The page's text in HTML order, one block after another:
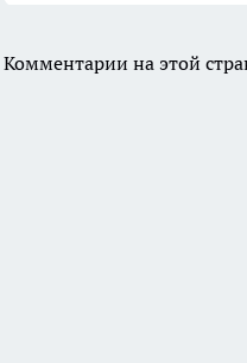
Комментарии на этой